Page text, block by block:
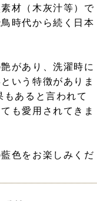
材（木灰汁等）で
時代から続く日本
があり、洗濯時に
いう特徴がありま
あると言われて
も愛用されてきま
色をお楽しみくだ